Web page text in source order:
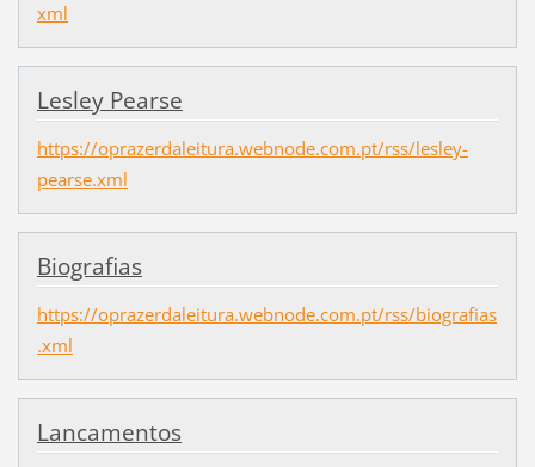
xml
Lesley Pearse
https://oprazerdaleitura.webnode.com.pt/rss/lesley-
pearse.xml
Biografias
https://oprazerdaleitura.webnode.com.pt/rss/biografias
.xml
Lancamentos